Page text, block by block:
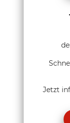
Jetzt